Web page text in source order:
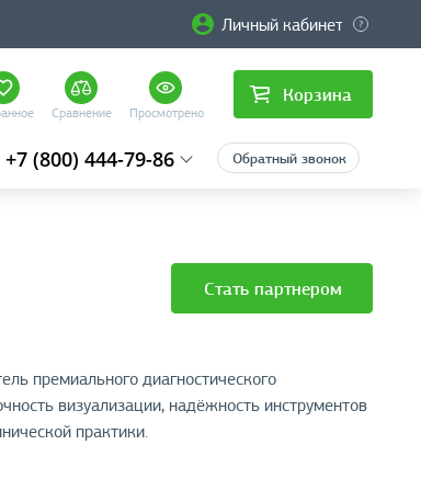
Личный кабинет
Сравнение Просмотрено
Корзина
+7 (800) 444-79-86 Обратный звонок
Стать партнером
премиального диагностического
визуализации, надёжность инструментов
практики.